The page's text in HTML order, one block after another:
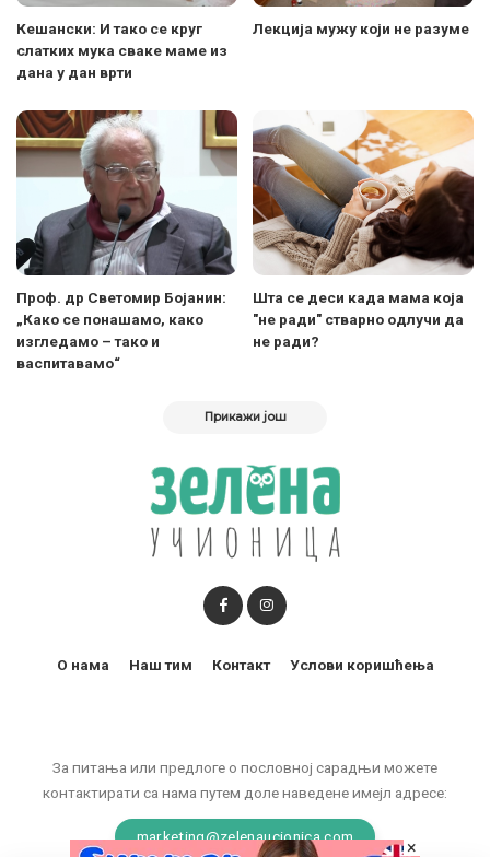
Кешански: И тако се круг
слатких мука сваке маме из
дана у дан врти
Лекција мужу који не разуме
Проф. др Светомир Бојанин:
„Како се понашамо, како
изгледамо – тако и
васпитавамо“
Шта се деси када мама која
"не ради" стварно одлучи да
не ради?
Прикажи још
За питања или предлоге о пословној сарадњи можете
контактирати са нама путем доле наведене имејл адресе:
marketing@zelenaucionica.com
О нама Наш тим Контакт Услови коришћења
×